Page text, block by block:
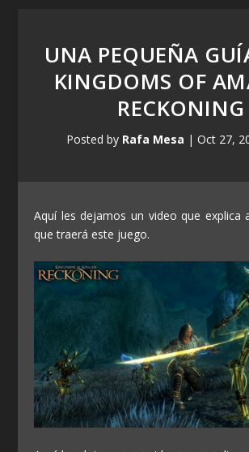
UNA PEQUEÑA
KINGDOMS OF
RECKONING
Posted by Rafa Mesa | Oct 27,
Aquí les dejamos un video que explica
que traerá este juego.